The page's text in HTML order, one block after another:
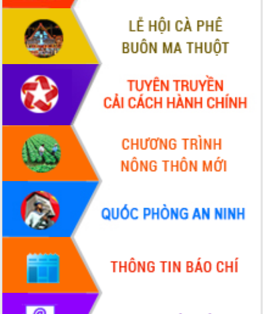
Đề án 06 tạo bước ngoặt đột phá trong
cải cách hành chính tỉnh Đắk Lắk
Kết nối tour, đẩy mạnh chuyển đổi số
để phát triển du lịch Đắk Lắk
Khởi động Dự án Đầu tư xây dựng hạ
tầng kỹ thuật Cụm công nghiệp Tân
Tiến
Gặp mặt các cơ quan báo chí nhân Kỷ
niệm 101 năm Ngày Báo chí Cách
mạng Việt Nam
Đắk Lắk sơ kết 4 năm triển khai thực
hiện Đề án 06 của Chính phủ
Họp báo thông tin về Hội nghị Công bố
Quy hoạch và Xúc tiến đầu tư tỉnh Đắk
Khơi thông điểm nghẽn, đẩy nhanh
giải ngân vốn khắc phục thiên tai
HĐND tỉnh thông qua điều chỉnh Quy
hoạch tỉnh thời kỳ 2021-2030
Hội thảo góp ý hồ sơ điều chỉnh quy
hoạch tỉnh Đắk Lắk thời kỳ 2021-2030,
tầm nhìn đến năm 2050
Nâng cao hiệu quả hoạt động của các
doanh nghiệp nhà nước